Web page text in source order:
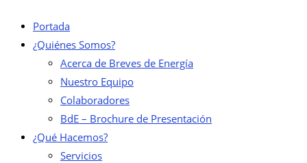
Portada
¿Quiénes Somos?
Acerca de Breves de Energía
Nuestro Equipo
Colaboradores
BdE – Brochure de Presentación
¿Qué Hacemos?
Servicios